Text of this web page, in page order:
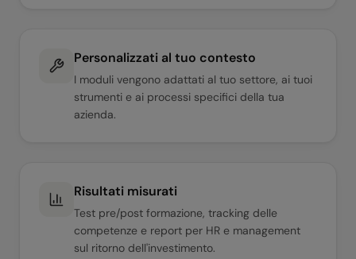
Personalizzati al tuo contesto
I moduli vengono adattati al tuo settore, ai tuoi
strumenti e ai processi specifici della tua
azienda.
Risultati misurati
Test pre/post formazione, tracking delle
competenze e report per HR e management
sul ritorno dell'investimento.